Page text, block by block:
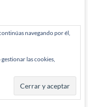
navegando por él,
las cookies,